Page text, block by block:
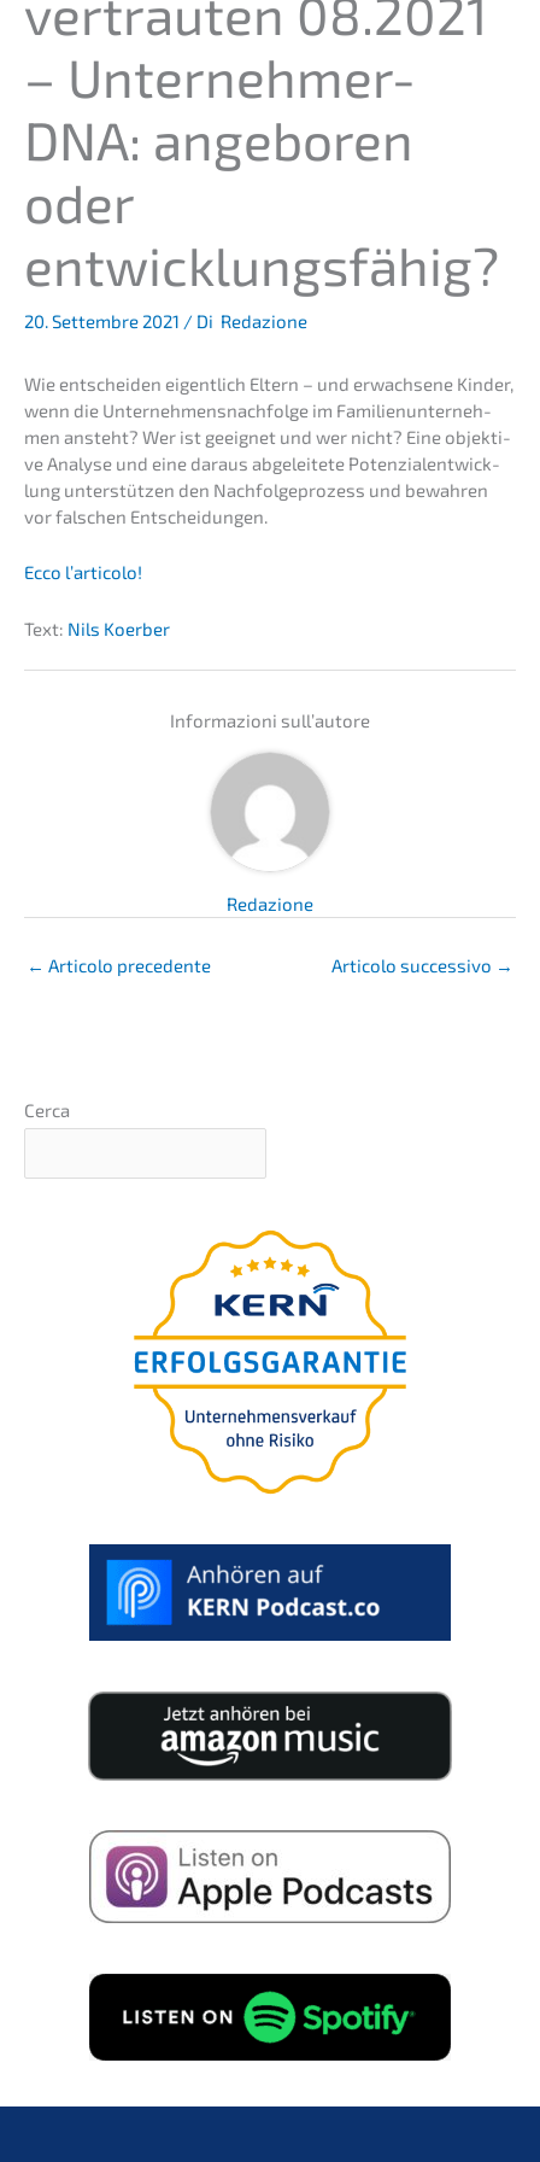
ver­trau­ten 08.2021
– Unter­neh­mer-
DNA: angebo­ren
oder
entwicklungsfähig?
20. Settembre 2021 / Di Redazione
Wie entschei­den eigent­lich Eltern – und erwach­se­ne Kinder,
wenn die Unternehmens­nachfolge im Famili­en­un­ter­neh­
men ansteht? Wer ist geeig­net und wer nicht? Eine objek­ti­
ve Analy­se und eine daraus abgelei­te­te Poten­zi­al­ent­wick­
lung unter­stüt­zen den Nachfol­ge­pro­zess und bewah­ren
vor falschen Entscheidungen.
Ecco l’arti­co­lo!
Text: Nils Koerber
Infor­ma­zio­ni sull’autore
Redazio­ne
← Artico­lo precedente Artico­lo succes­si­vo →
Cerca